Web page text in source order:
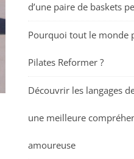
d’une paire de baskets
Pourquoi tout le monde
Pilates Reformer ?
Découvrir les langages
une meilleure
amoureuse